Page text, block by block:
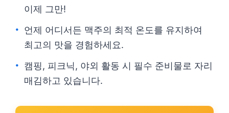
이제 그만!
언제 어디서든 맥주의 최적 온도를 유지하여
최고의 맛을 경험하세요.
캠핑, 피크닉, 야외 활동 시 필수 준비물로 자리
매김하고 있습니다.